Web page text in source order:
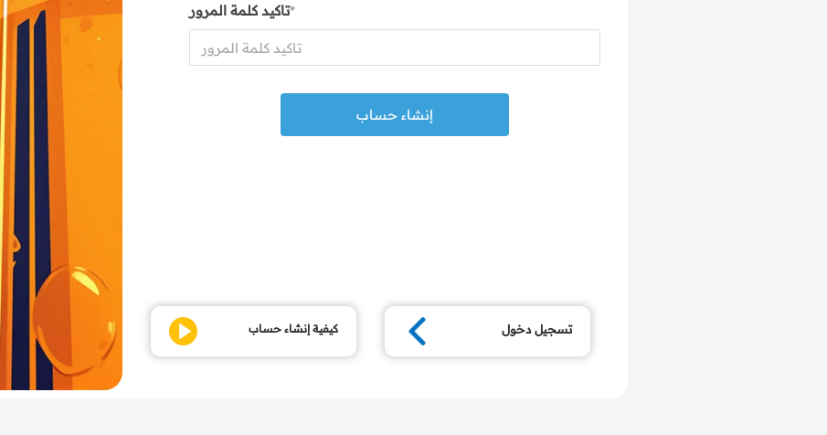
تاكيد كلمة المرور*
كيفية إنشاء حساب تسجيل دخول